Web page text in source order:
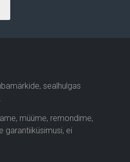
sealhulgas
müüme, remondime,
garantiiküsimusi, ei